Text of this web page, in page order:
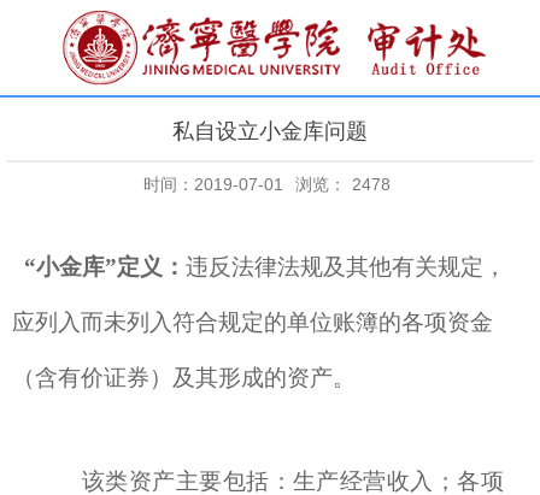
私自设立小金库问题
时间：2019-07-01 浏览： 2478
“小金库”定义： 违反法律法规及其他有关规定，
应列入而未列入符合规定的单位账簿的各项资金
（含有价证券）及其形成的资产。
该类资产主要包括：‍‍‍‍‍‍生产经营收入；各项